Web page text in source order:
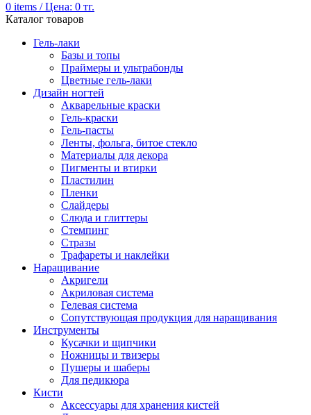
0 items / Цена: 0 тг.
Каталог товаров
Гель-лаки
Базы и топы
Праймеры и ультрабонды
Цветные гель-лаки
Дизайн ногтей
Акварельные краски
Гель-краски
Гель-пасты
Ленты, фольга, битое стекло
Материалы для декора
Пигменты и втирки
Пластилин
Пленки
Слайдеры
Слюда и глиттеры
Стемпинг
Стразы
Трафареты и наклейки
Наращивание
Акригели
Акриловая система
Гелевая система
Сопутствующая продукция для наращивания
Инструменты
Кусачки и щипчики
Ножницы и твизеры
Пушеры и шаберы
Для педикюра
Кисти
Аксессуары для хранения кистей